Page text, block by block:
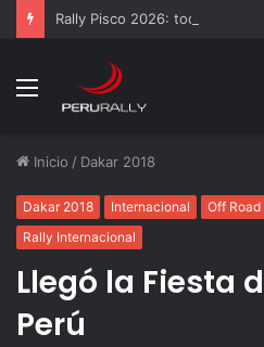
Rally Pisco 2026: todo listo
Menú
Inicio / Dakar 2018
Dakar 2018 Internacional
Off
Rally Internacional
Llegó la Fiesta
Perú